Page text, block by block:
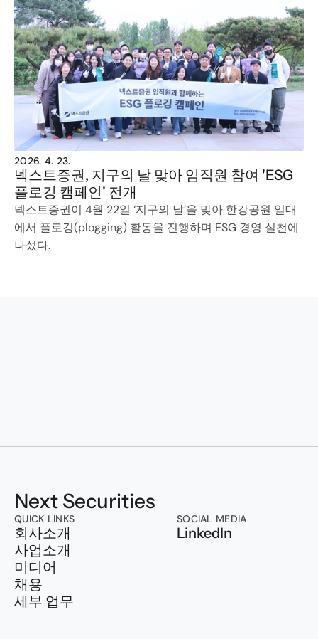
2026. 4. 23.
넥스트증권, 지구의 날 맞아 임직원 참여 'ESG
플로깅 캠페인' 전개
넥스트증권이 4월 22일 ‘지구의 날’을 맞아 한강공원 일대
에서 플로깅(plogging) 활동을 진행하며 ESG 경영 실천에
나섰다.
Next Securities
QUICK LINKS
회사소개
사업소개
미디어
채용
세부 업무
SOCIAL MEDIA
LinkedIn